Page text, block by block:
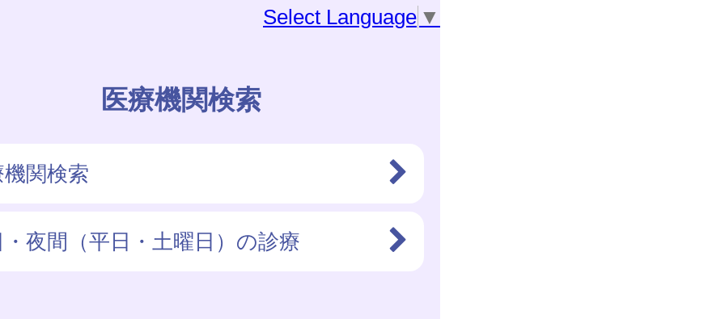
Select Language ▼
医療機関検索
関検索
・夜間（平日・土曜日）の診療